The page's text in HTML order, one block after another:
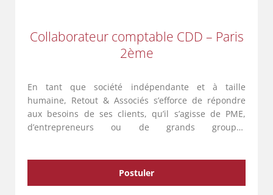
Collaborateur comptable CDD – Paris
2ème
En tant que société indépendante et à taille
humaine, Retout & Associés s’efforce de répondre
aux besoins de ses clients, qu’il s’agisse de PME,
d’entrepreneurs ou de grands groupes
Postuler